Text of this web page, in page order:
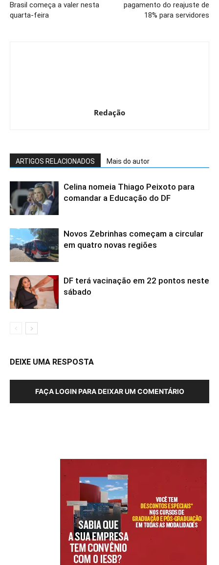
Brasil começa a valer nesta
quarta-feira
pagamento do reajuste de
18% para servidores
Redação
ARTIGOS RELACIONADOS Mais do autor
Celina nomeia Thiago Peixoto para
comandar a Educação do DF
Novos Zebrinhas começam a circular
em quatro novas regiões
DF terá vacinação em 22 pontos neste
sábado
DEIXE UMA RESPOSTA
FAÇA LOGIN PARA DEIXAR UM COMENTÁRIO